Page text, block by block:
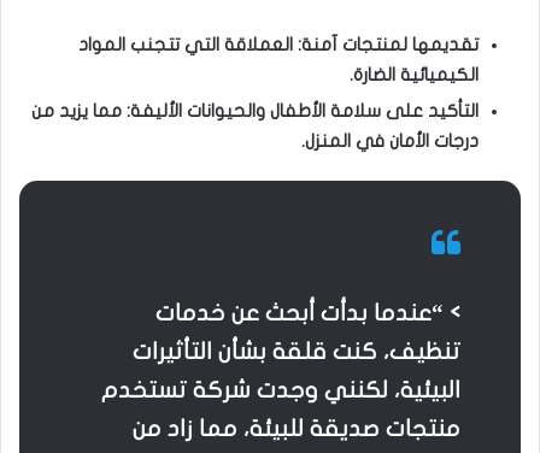
تقديمها لمنتجات آمنة: العملاقة التي تتجنب المواد
الكيميائية الضارة.
التأكيد على سلامة الأطفال والحيوانات الأليفة: مما يزيد من
درجات الأمان في المنزل.
> “عندما بدأت أبحث عن خدمات
تنظيف، كنت قلقة بشأن التأثيرات
البيئية، لكنني وجدت شركة تستخدم
منتجات صديقة للبيئة، مما زاد من